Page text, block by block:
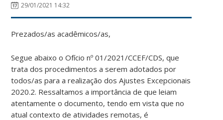
29/01/2021 14:32
Prezados/as acadêmicos/as,
Segue abaixo o Ofício nº 01/2021/CCEF/CDS, que
trata dos procedimentos a serem adotados por
todos/as para a realização dos Ajustes Excepcionais
2020.2. Ressaltamos a importância de que leiam
atentamente o documento, tendo em vista que no
atual contexto de atividades remotas, é